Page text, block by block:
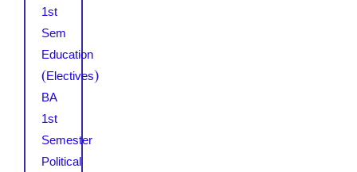
1st
Sem
Education
(Electives)
BA
1st
Semester
Political